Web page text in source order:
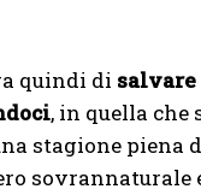
quindi di salvare
, in quella che
stagione piena
sovrannaturale